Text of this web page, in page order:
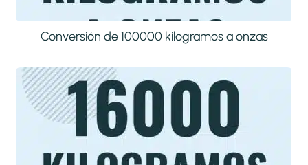
Conversión de 100000 kilogramos a onzas